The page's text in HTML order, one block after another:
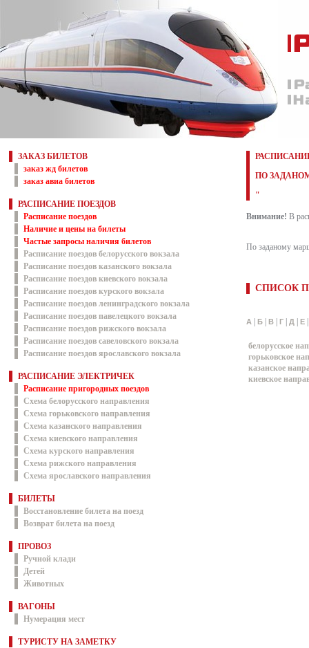
ЗАКАЗ БИЛЕТОВ
заказ жд билетов
заказ авиа билетов
РАСПИСАНИЕ ПОЕЗДОВ
Расписание поездов
Наличие и цены на билеты
Частые запросы наличия билетов
Расписание поездов белорусского вокзала
Расписание поездов казанского вокзала
Расписание поездов киевского вокзала
Расписание поездов курского вокзала
Расписание поездов ленинградского вокзала
Расписание поездов павелецкого вокзала
Расписание поездов рижского вокзала
Расписание поездов савеловского вокзала
Расписание поездов ярославского вокзала
РАСПИСАНИЕ ЭЛЕКТРИЧЕК
Расписание пригородных поездов
Схема белорусского направления
Схема горьковского направления
Схема казанского направления
Схема киевского направления
Схема курского направления
Схема рижского направления
Схема ярославского направления
БИЛЕТЫ
Восстановление билета на поезд
Возврат билета на поезд
ПРОВОЗ
Ручной клади
Детей
Животных
ВАГОНЫ
Нумерация мест
ТУРИСТУ НА ЗАМЕТКУ
ПО
"
Внимание! В
По заданому
СПИСОК
А Б В Г Д Е
белорусское
горьковское
казанское
киевское